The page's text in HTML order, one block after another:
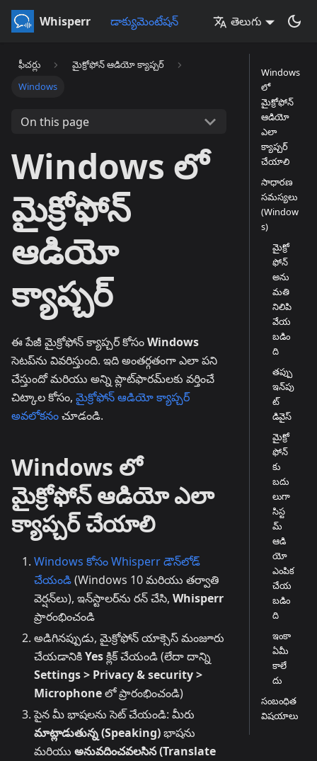
Whisperr డాక్యుమెంటేషన్ తెలుగు
ఫీచర్లు
మైక్రోఫోన్ ఆడియో క్యాప్చర్
Windows
On this page
Windows లో
మైక్రోఫోన్
ఆడియో
క్యాప్చర్
ఈ పేజీ మైక్రోఫోన్ క్యాప్చర్ కోసంWindows
సెటప్‌ను వివరిస్తుంది. ఇది అంతర్గతంగా ఎలా పని
చేస్తుందో మరియు అన్ని ప్లాట్‌ఫారమ్‌లకు వర్తించే
చిట్కాల కోసం, మైక్రోఫోన్ ఆడియో క్యాప్చర్
అవలోకనంచూడండి.
Windows లో
మైక్రోఫోన్ ఆడియో ఎలా
క్యాప్చర్ చేయాలి
Windows కోసం Whisperr డౌన్‌లోడ్
చేయండి(Windows 10 మరియు తర్వాతి
వెర్షన్‌లు), ఇన్‌స్టాలర్‌ను రన్ చేసి, Whisperr
ప్రారంభించండి
అడిగినప్పుడు, మైక్రోఫోన్ యాక్సెస్ మంజూరు
చేయడానికిYesక్లిక్ చేయండి (లేదా దాన్ని
Settings > Privacy & security >
Microphoneలో ప్రారంభించండి)
పైన మీ భాషలను సెట్ చేయండి: మీరు
మాట్లాడుతున్న (Speaking)భాషను
మరియు అనువదించవలసిన (Translate
Windows
లో
మైక్రోఫోన్
ఆడియో
ఎలా
క్యాప్చర్
చేయాలి
సాధారణ
సమస్యలు
(Window
s)
మైక్రో
ఫోన్
అను
మతి
నిలిపి
వేయ
బడిం
ది
తప్పు
ఇన్‌పు
ట్
డివైస్
మైక్రో
ఫోన్‌
కు
బదు
లుగా
సిస్ట
మ్
ఆడి
యో
ఎంపిక
చేయ
బడిం
ది
ఇంకా
ఏమీ
కాలే
దు
సంబంధిత
విషయాలు